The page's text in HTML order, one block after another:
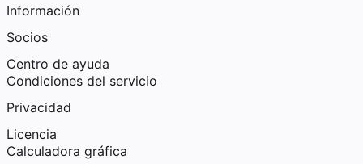
Información
Socios
Centro de ayuda
Condiciones del servicio
Privacidad
Licencia
Calculadora gráfica